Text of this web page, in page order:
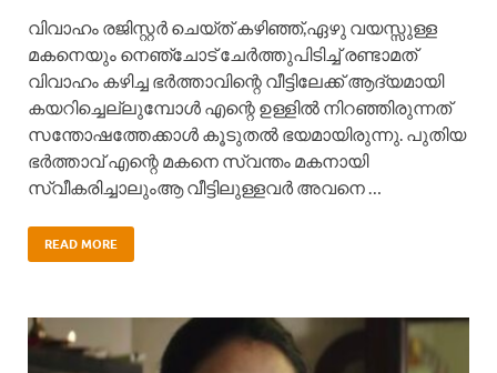
വിവാഹം രജിസ്റ്റർ ചെയ്ത് കഴിഞ്ഞ്,ഏഴു വയസ്സുള്ള
മകനെയും നെഞ്ചോട് ചേർത്തുപിടിച്ച് രണ്ടാമത്
വിവാഹം കഴിച്ച ഭർത്താവിന്റെ വീട്ടിലേക്ക് ആദ്യമായി
കയറിച്ചെല്ലുമ്പോൾ എന്റെ ഉള്ളിൽ നിറഞ്ഞിരുന്നത്
സന്തോഷത്തേക്കാൾ കൂടുതൽ ഭയമായിരുന്നു. പുതിയ
ഭർത്താവ് എന്റെ മകനെ സ്വന്തം മകനായി
സ്വീകരിച്ചാലുംആ വീട്ടിലുള്ളവർ അവനെ …
READ MORE